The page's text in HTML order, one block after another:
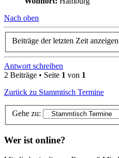
Nach oben
Beiträge der letzten Zeit
Antwort schreiben
2 Beiträge • Seite 1 von 1
Zurück zu Stammtisch Termine
Gehe zu:
Wer ist online?